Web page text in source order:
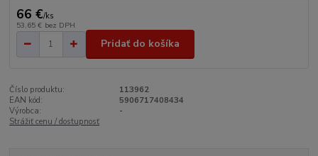
66 €/ks
53,65 € bez DPH
Pridať do košíka
Číslo produktu:
113962
EAN kód:
5906717408434
Výrobca:
-
Strážiť cenu / dostupnosť